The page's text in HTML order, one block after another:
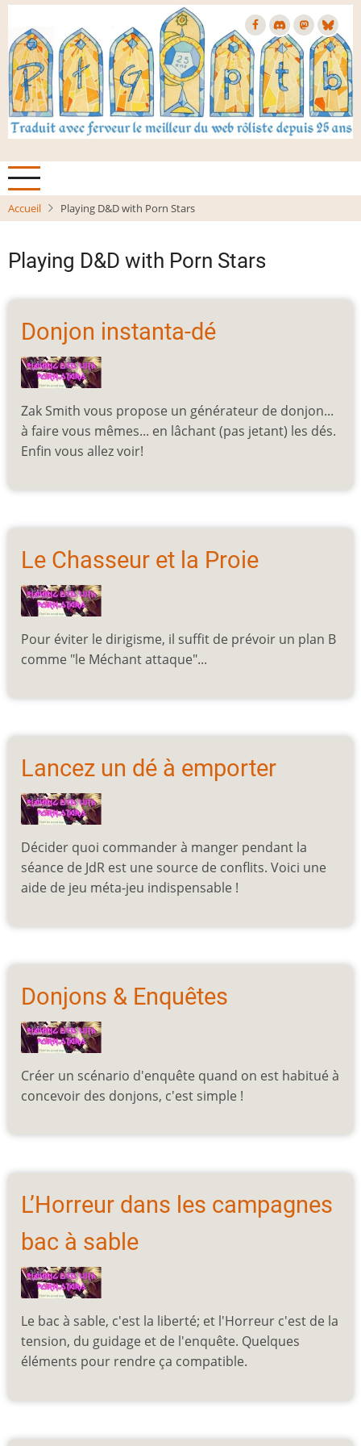
Aller
contenu
principal
Accueil Playing D&D with Porn Stars
Playing D&D with Porn Stars
Donjon instanta-dé
Zak Smith vous propose un générateur de donjon...
à faire vous mêmes... en lâchant (pas jetant) les dés.
Enfin vous allez voir!
Le Chasseur et la Proie
Pour éviter le dirigisme, il suffit de prévoir un plan B
comme "le Méchant attaque"...
Lancez un dé à emporter
Décider quoi commander à manger pendant la
séance de JdR est une source de conflits. Voici une
aide de jeu méta-jeu indispensable !
Donjons & Enquêtes
Créer un scénario d'enquête quand on est habitué à
concevoir des donjons, c'est simple !
L’Horreur dans les campagnes
bac à sable
Le bac à sable, c'est la liberté; et l'Horreur c'est de la
tension, du guidage et de l'enquête. Quelques
éléments pour rendre ça compatible.